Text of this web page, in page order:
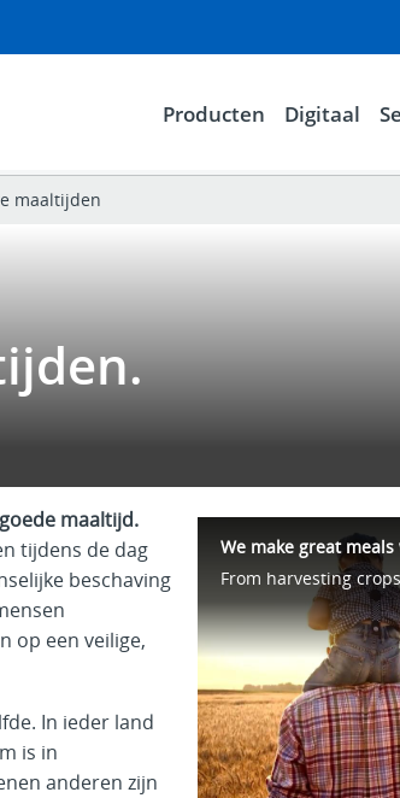
Producten Digitaal
maaltijden
maaltijd.
tijdens de dag
beschaving
op een veilige,
In ieder land
is in
anderen zijn
We make great meals